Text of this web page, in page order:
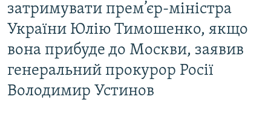
матеріалу
Перейти
до
основної
навігації
Перейти
до
СТАТТІ
СУСПІЛЬСТВО
РОСІЙСЬКА «ФІЛЬТРАЦІЯ»
ДОНБАС.РЕАЛІЇ
затримувати прем’єр-міністра
України Юлію Тимошенко, якщо
вона прибуде до Москви, заявив
генеральний прокурор Росії
Володимир Устинов